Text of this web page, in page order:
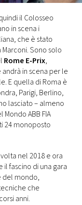
il Colosseo
in scena i
che è stato
Sono solo
Rome E-Prix,
in scena per le
E quella di Roma è
Parigi, Berlino,
lasciato – almeno
ABB FIA
24 monoposto
nel 2018 e ora
fascino di una gara
del mondo,
che
anni.